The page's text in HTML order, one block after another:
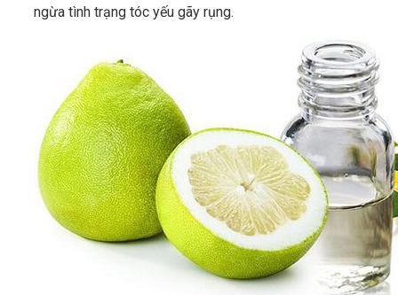
ngừa tình trạng tóc yếu gãy rụng.